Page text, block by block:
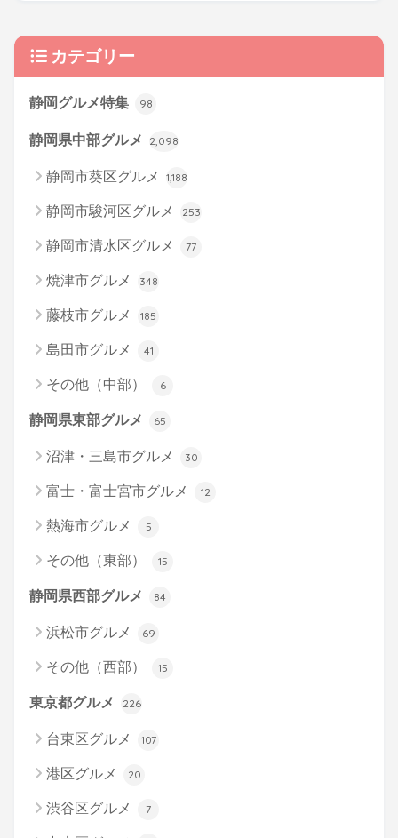
カテゴリー
静岡グルメ特集 98
静岡県中部グルメ 2,098
静岡市葵区グルメ 1,188
静岡市駿河区グルメ 253
静岡市清水区グルメ 77
焼津市グルメ 348
藤枝市グルメ 185
島田市グルメ 41
その他（中部） 6
静岡県東部グルメ 65
沼津・三島市グルメ 30
富士・富士宮市グルメ 12
熱海市グルメ 5
その他（東部） 15
静岡県西部グルメ 84
浜松市グルメ 69
その他（西部） 15
東京都グルメ 226
台東区グルメ 107
港区グルメ 20
渋谷区グルメ 7